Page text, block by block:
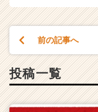
前の記事へ
投稿一覧